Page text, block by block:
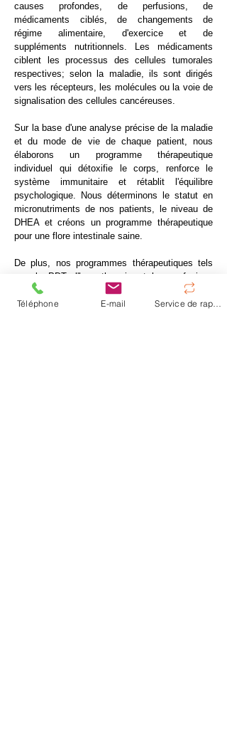
causes profondes, de perfusions, de
médicaments ciblés, de changements de
régime alimentaire, d'exercice et de
suppléments nutritionnels. Les médicaments
ciblent les processus des cellules tumorales
respectives; selon la maladie, ils sont dirigés
vers les récepteurs, les molécules ou la voie de
signalisation des cellules cancéreuses.
Sur la base d'une analyse précise de la maladie
et du mode de vie de chaque patient, nous
élaborons un programme thérapeutique
individuel qui détoxifie le corps, renforce le
système immunitaire et rétablit l'équilibre
psychologique. Nous déterminons le statut en
micronutriments de nos patients, le niveau de
DHEA et créons un programme thérapeutique
pour une flore intestinale saine.
De plus, nos programmes thérapeutiques tels
que la PDT, l'hyperthermie et les perfusions
d'oxygène de haute intensité sont utilisés pour
modifier fondamentalement le métabolisme,
Téléphone E-mail